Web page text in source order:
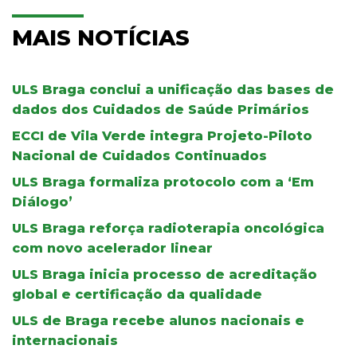
MAIS NOTÍCIAS
ULS Braga conclui a unificação das bases de
dados dos Cuidados de Saúde Primários
ECCI de Vila Verde integra Projeto-Piloto
Nacional de Cuidados Continuados
ULS Braga formaliza protocolo com a ‘Em
Diálogo’
ULS Braga reforça radioterapia oncológica
com novo acelerador linear
ULS Braga inicia processo de acreditação
global e certificação da qualidade
ULS de Braga recebe alunos nacionais e
internacionais